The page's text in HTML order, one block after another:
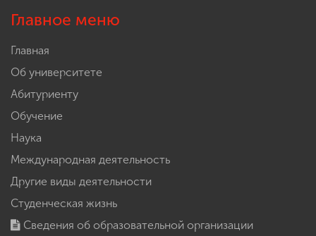
Главное меню
Главная
Об университете
Абитуриенту
Обучение
Наука
Международная деятельность
Другие виды деятельности
Студенческая жизнь
Сведения об образовательной организации